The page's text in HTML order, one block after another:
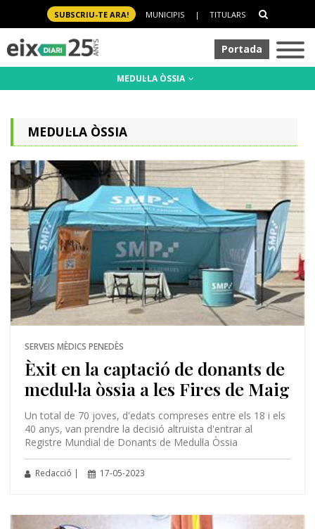
SUBSCRIU-TE ARA! MUNICIPIS | TITULARS
Portada
MEDUL·LA ÒSSIA
MEDUL·LA ÒSSIA
SERVEIS MÈDICS PENEDÈS
Èxit en la captació de donants de
medul·la òssia a les Fires de Maig
Un total de 70 joves, d'edats compreses entre els 18 i els
40 anys, van prendre la decisió altruista d'entrar al
Registre Mundial de Donants de Medul·la Òssia
Redacció | 17-05-2023